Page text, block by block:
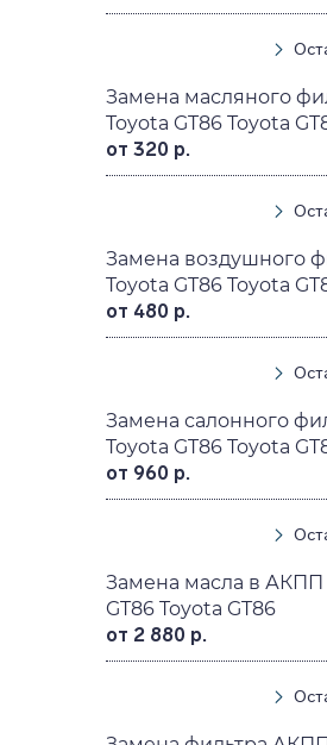
Замена масляного
Toyota GT86 Toyota
от 320 р.
Замена воздушного
Toyota GT86 Toyota
от 480 р.
Замена салонного
Toyota GT86 Toyota
от 960 р.
Замена масла в АКПП
GT86 Toyota GT86
от 2 880 р.